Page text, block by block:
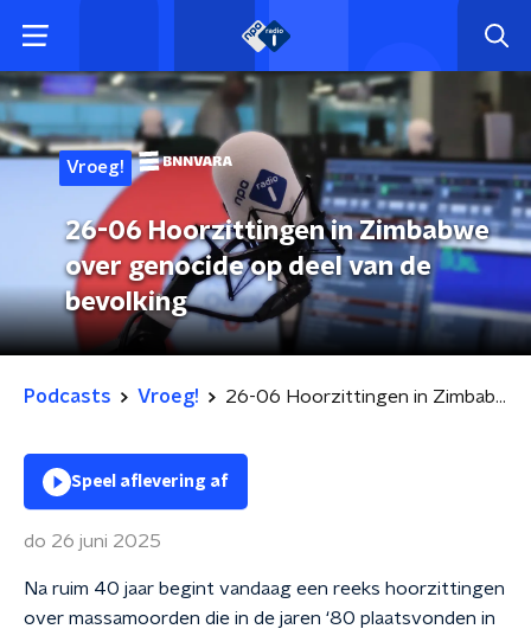
Vroeg!
26-06 Hoorzittingen in Zimbabwe
over genocide op deel van de
bevolking
Podcasts Vroeg! 26-06 Hoorzittingen in Zimbabwe over genocide op deel van de bevolking
Speel aflevering af
do 26 juni 2025
Na ruim 40 jaar begint vandaag een reeks hoorzittingen
over massamoorden die in de jaren ‘80 plaatsvonden in